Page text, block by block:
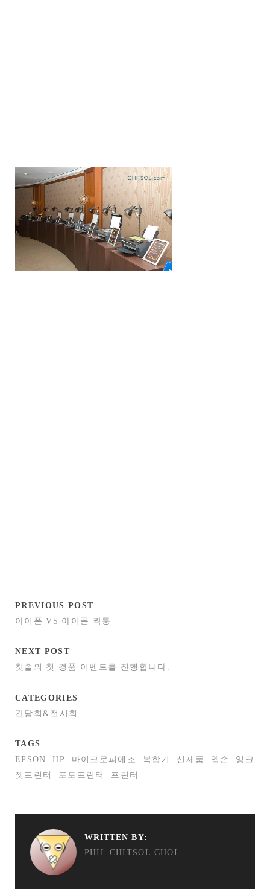
PREVIOUS POST
아이폰 VS 아이폰 짝퉁
NEXT POST
칫솔의 첫 경품 이벤트를 진행합니다.
CATEGORIES
간담회&전시회
TAGS
EPSON
HP 마이크로피에조 복합기 신제품 엡손
잉크
젯프린터
포토프린터 프린터
WRITTEN BY:
PHIL CHITSOL CHOI